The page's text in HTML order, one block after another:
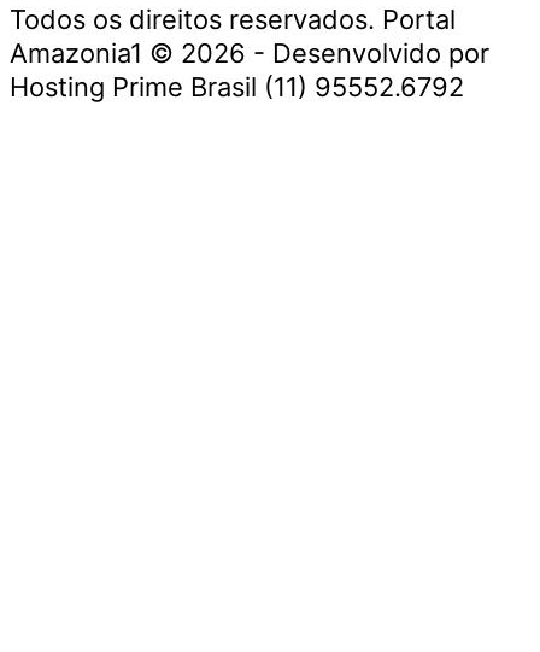
Todos os direitos reservados. Portal
Amazonia1 © 2026 - Desenvolvido por
Hosting Prime Brasil (11) 95552.6792